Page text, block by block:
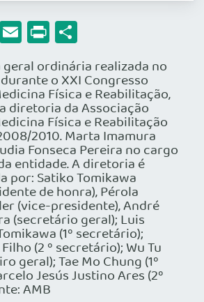
LinkedIn
Email
Print
geral ordinária realizada no
o XXI Congresso
Física e Reabilitação,
diretoria da Associação
Física e Reabilitação
2010. Marta Imamura
Fonseca Pereira no cargo
entidade. A diretoria é
por: Satiko Tomikawa
de honra), Pérola
(vice-presidente), André
(secretário geral); Luis
(1º secretário);
(2 º secretário); Wu Tu
geral); Tae Mo Chung (1º
Jesús Justino Ares (2º
AMB